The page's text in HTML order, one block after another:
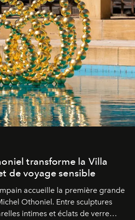
transforme la Villa
de voyage sensible
accueille la première grande
Othoniel. Entre sculptures
intimes et éclats de verre